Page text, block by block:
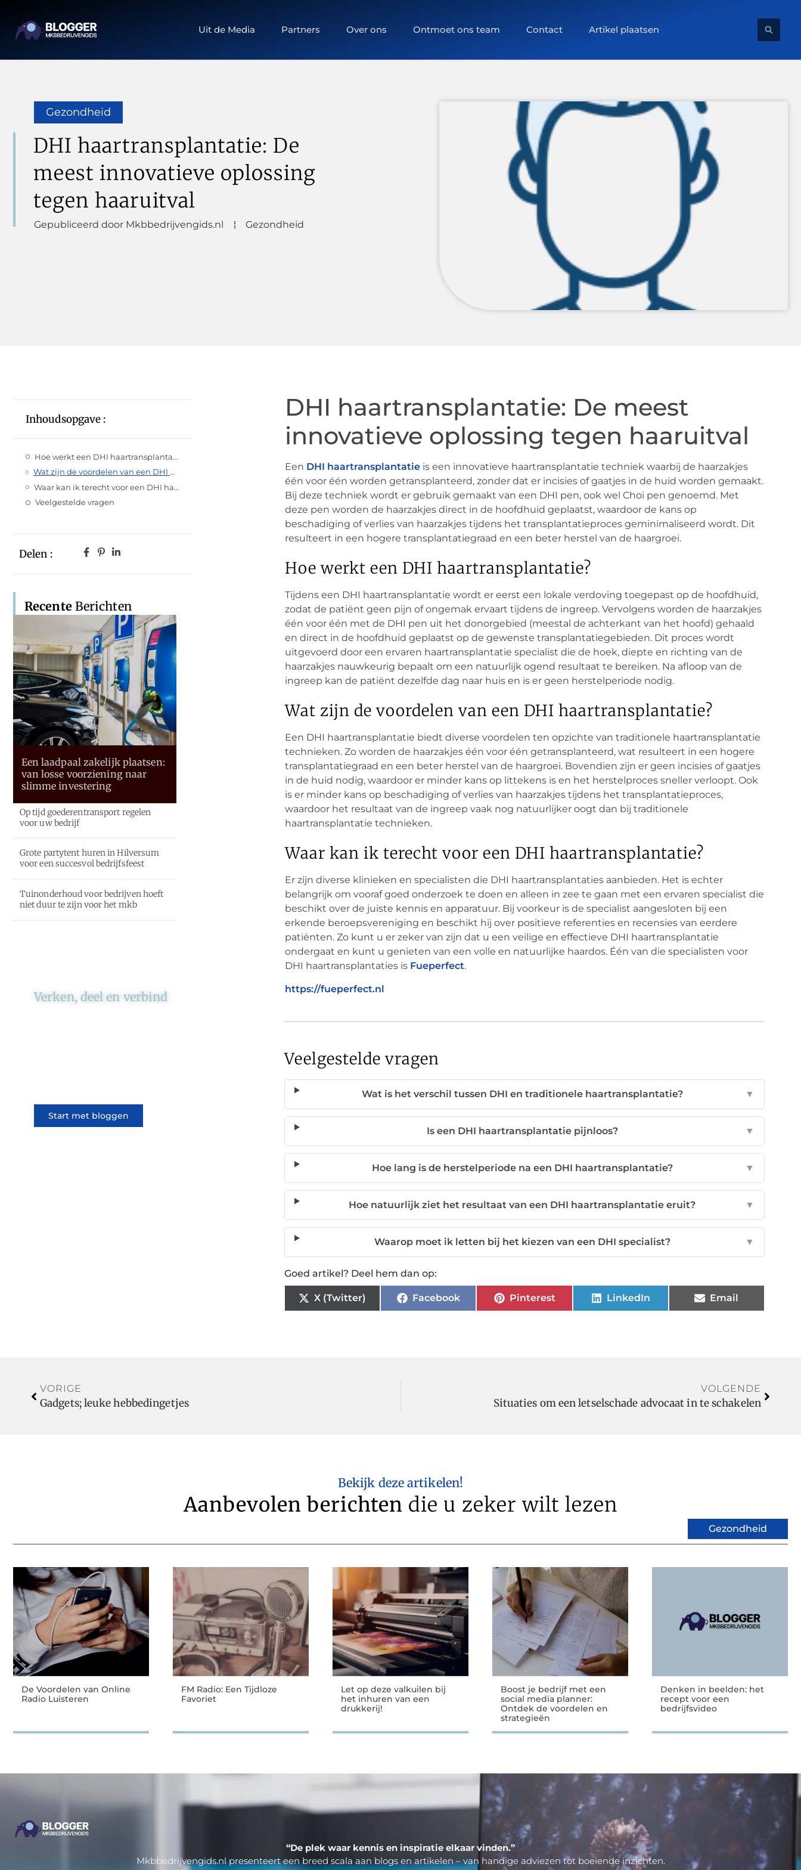
Uit de Media Partners Over ons Ontmoet ons team Contact Artikel plaatsen
Gezondheid
DHI haartransplantatie: De
meest innovatieve oplossing
tegen haaruitval
Gepubliceerd door Mkbbedrijvengids.nl Gezondheid
Inhoudsopgave :
Hoe werkt een DHI haartransplantatie?
Wat zijn de voordelen van een DHI haartransplantatie?
Waar kan ik terecht voor een DHI haartransplantatie?
Veelgestelde vragen
Delen :
RecenteBerichten
Een laadpaal zakelijk plaatsen:
van losse voorziening naar
slimme investering
Op tijd goederentransport regelen
voor uw bedrijf
Grote partytent huren in Hilversum
voor een succesvol bedrijfsfeest
Tuinonderhoud voor bedrijven hoeft
niet duur te zijn voor het mkb
Verken, deel en verbind
Start met bloggen
DHI haartransplantatie: De meest
innovatieve oplossing tegen haaruitval
Een DHI haartransplantatie is een innovatieve haartransplantatie techniek waarbij de haarzakjes
één voor één worden getransplanteerd, zonder dat er incisies of gaatjes in de huid worden gemaakt.
Bij deze techniek wordt er gebruik gemaakt van een DHI pen, ook wel Choi pen genoemd. Met
deze pen worden de haarzakjes direct in de hoofdhuid geplaatst, waardoor de kans op
beschadiging of verlies van haarzakjes tijdens het transplantatieproces geminimaliseerd wordt. Dit
resulteert in een hogere transplantatiegraad en een beter herstel van de haargroei.
Hoe werkt een DHI haartransplantatie?
Tijdens een DHI haartransplantatie wordt er eerst een lokale verdoving toegepast op de hoofdhuid,
zodat de patiënt geen pijn of ongemak ervaart tijdens de ingreep. Vervolgens worden de haarzakjes
één voor één met de DHI pen uit het donorgebied (meestal de achterkant van het hoofd) gehaald
en direct in de hoofdhuid geplaatst op de gewenste transplantatiegebieden. Dit proces wordt
uitgevoerd door een ervaren haartransplantatie specialist die de hoek, diepte en richting van de
haarzakjes nauwkeurig bepaalt om een natuurlijk ogend resultaat te bereiken. Na afloop van de
ingreep kan de patiënt dezelfde dag naar huis en is er geen herstelperiode nodig.
Wat zijn de voordelen van een DHI haartransplantatie?
Een DHI haartransplantatie biedt diverse voordelen ten opzichte van traditionele haartransplantatie
technieken. Zo worden de haarzakjes één voor één getransplanteerd, wat resulteert in een hogere
transplantatiegraad en een beter herstel van de haargroei. Bovendien zijn er geen incisies of gaatjes
in de huid nodig, waardoor er minder kans op littekens is en het herstelproces sneller verloopt. Ook
is er minder kans op beschadiging of verlies van haarzakjes tijdens het transplantatieproces,
waardoor het resultaat van de ingreep vaak nog natuurlijker oogt dan bij traditionele
haartransplantatie technieken.
Waar kan ik terecht voor een DHI haartransplantatie?
Er zijn diverse klinieken en specialisten die DHI haartransplantaties aanbieden. Het is echter
belangrijk om vooraf goed onderzoek te doen en alleen in zee te gaan met een ervaren specialist die
beschikt over de juiste kennis en apparatuur. Bij voorkeur is de specialist aangesloten bij een
erkende beroepsvereniging en beschikt hij over positieve referenties en recensies van eerdere
patiënten. Zo kunt u er zeker van zijn dat u een veilige en effectieve DHI haartransplantatie
ondergaat en kunt u genieten van een volle en natuurlijke haardos. Één van die specialisten voor
DHI haartransplantaties is Fueperfect.
https://fueperfect.nl
Veelgestelde vragen
Wat is het verschil tussen DHI en traditionele haartransplantatie? ▼
Is een DHI haartransplantatie pijnloos? ▼
Hoe lang is de herstelperiode na een DHI haartransplantatie? ▼
Hoe natuurlijk ziet het resultaat van een DHI haartransplantatie eruit? ▼
Waarop moet ik letten bij het kiezen van een DHI specialist? ▼
Goed artikel? Deel hem dan op:
X (Twitter) Facebook Pinterest LinkedIn Email
VORIGE
Gadgets; leuke hebbedingetjes
VOLGENDE
Situaties om een letselschade advocaat in te schakelen
Bekijk deze artikelen!
Aanbevolen berichten die u zeker wilt lezen
Gezondheid
De Voordelen van Online
Radio Luisteren
FM Radio: Een Tijdloze
Favoriet
Let op deze valkuilen bij
het inhuren van een
drukkerij!
Boost je bedrijf met een
social media planner:
Ontdek de voordelen en
strategieën
Denken in beelden: het
recept voor een
bedrijfsvideo
“De plek waar kennis en inspiratie elkaar vinden.”
Mkbbedrijvengids.nl presenteert een breed scala aan blogs en artikelen – van handige adviezen tot boeiende inzichten.